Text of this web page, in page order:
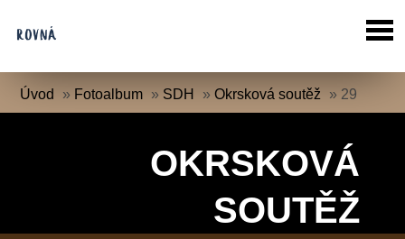
Úvod » Fotoalbum » SDH »Okrsková soutěž » 29
OKRSKOVÁ
SOUTĚŽ